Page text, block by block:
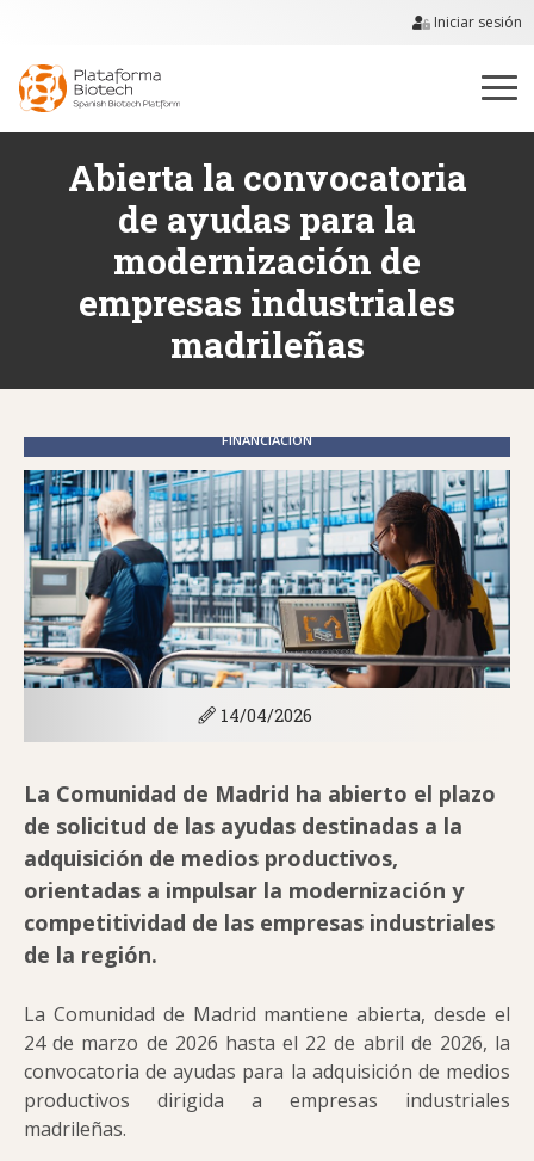
Iniciar sesión
Abierta la convocatoria
de ayudas para la
modernización de
empresas industriales
madrileñas
FINANCIACIÓN
14/04/2026
La Comunidad de Madrid ha abierto el plazo
de solicitud de las ayudas destinadas a la
adquisición de medios productivos,
orientadas a impulsar la modernización y
competitividad de las empresas industriales
de la región.
La Comunidad de Madrid mantiene abierta, desde el
24 de marzo de 2026 hasta el 22 de abril de 2026, la
convocatoria de ayudas para la adquisición de medios
productivos dirigida a empresas industriales
madrileñas.